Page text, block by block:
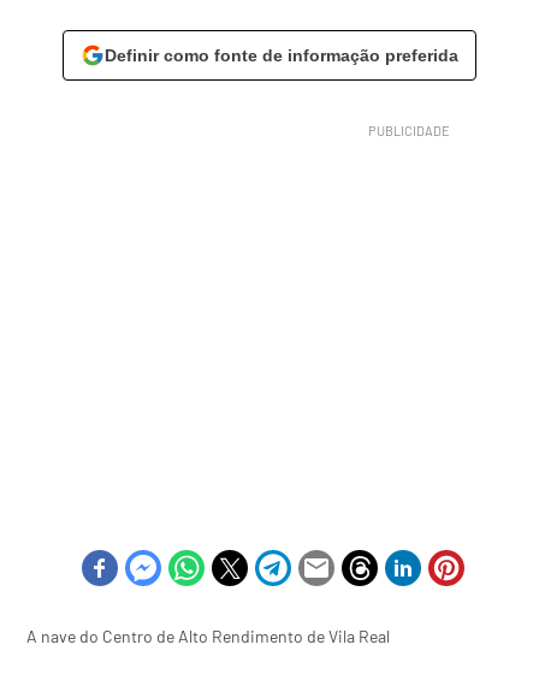
Definir como fonte de informação preferida
A nave do Centro de Alto Rendimento de Vila Real